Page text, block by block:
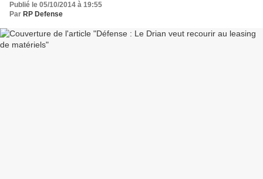
Publié le 05/10/2014 à 19:55
Par RP Defense